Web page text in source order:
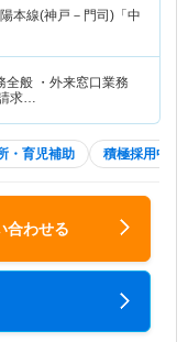
陽本線(神戸－門司)「中
般 ・外来窓口業務
求…
・育児補助 積極採用中
合わせる